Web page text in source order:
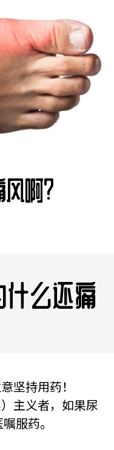
啊？
么还痛
坚持用药！
主义者，如果尿
服药。